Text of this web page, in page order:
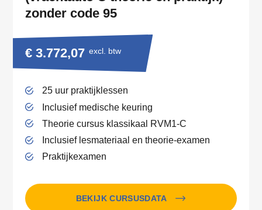
zonder code 95
€ 3.772,07 excl. btw
25 uur praktijklessen
Inclusief medische keuring
Theorie cursus klassikaal RVM1-C
Inclusief lesmateriaal en theorie-examen
Praktijkexamen
BEKIJK CURSUSDATA